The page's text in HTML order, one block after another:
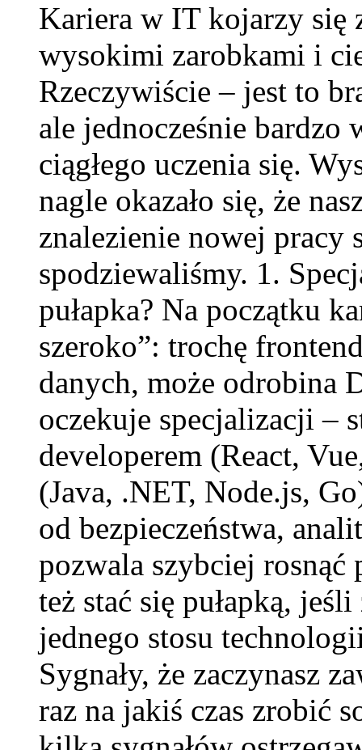
Kariera w IT kojarzy się
wysokimi zarobkami i
Rzeczywiście – jest to
ale jednocześnie bardzo
ciągłego uczenia się.
nagle okazało się, że
znalezienie nowej pracy
spodziewaliśmy. 1.
pułapka? Na początku
szeroko”: trochę
danych, może odrobina
oczekuje specjalizacji –
developerem (React,
(Java, .NET, Node.js,
od bezpieczeństwa,
pozwala szybciej rosnąć
też stać się pułapką,
jednego stosu
Sygnały, że zaczynasz
raz na jakiś czas zrobić